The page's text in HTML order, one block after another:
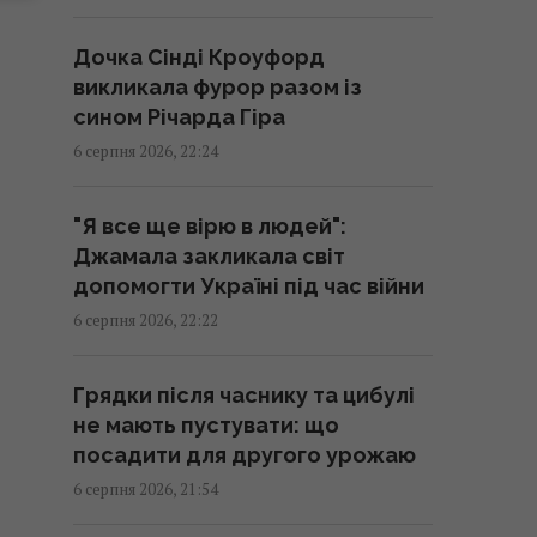
Частина ракети SpaceX
розбилася об Місяць: вчені
розповіли про побачене в
Китай оточив пустелю
деревами: через роки вона
"Стародавній" римський театр,
популярний серед туристів,
Дочка Сінді Кроуфорд
викликала фурор разом із
сином Річарда Гіра
6 серпня 2026, 22:24
"Я все ще вірю в людей":
Джамала закликала світ
допомогти Україні під час війни
6 серпня 2026, 22:22
Грядки після часнику та цибулі
не мають пустувати: що
посадити для другого урожаю
6 серпня 2026, 21:54